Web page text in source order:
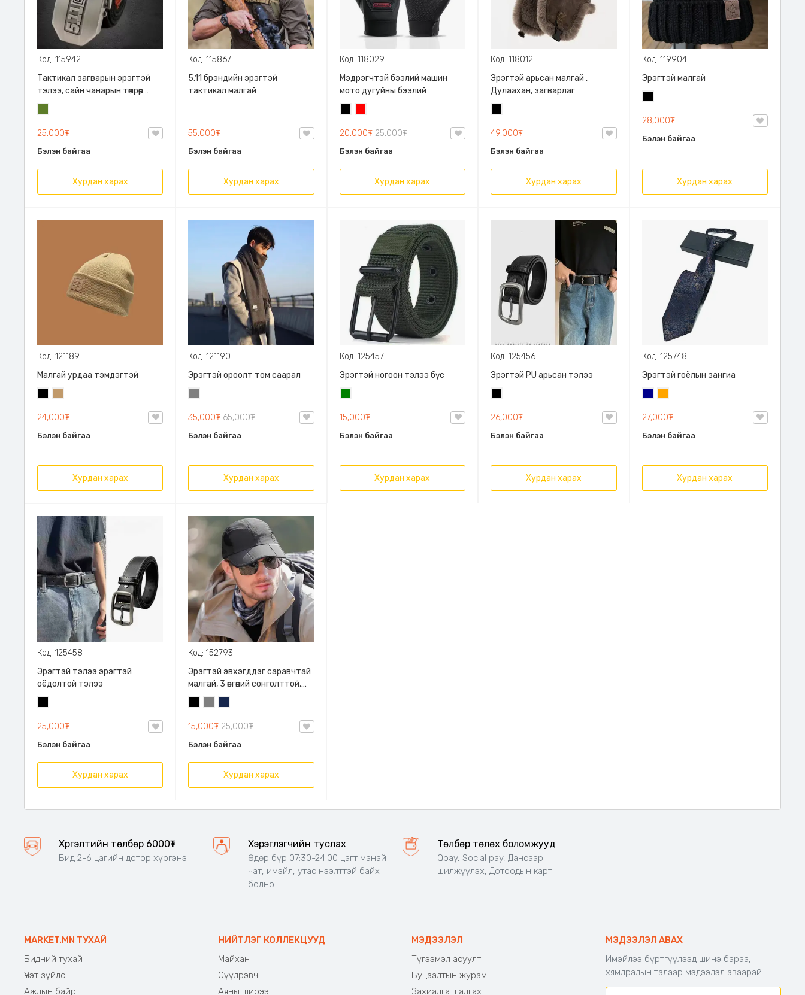
Код: 115942
Тактикал загварын эрэгтэй
тэлээ, сайн чанарын төмрөөр
хийгдсэн, 110*3.5см
25,000₮
Бэлэн байгаа
Хурдан харах
Код: 115867
5.11 брэндийн эрэгтэй
тактикал малгай
55,000₮
Бэлэн байгаа
Хурдан харах
Код: 118029
Мэдрэгчтэй бээлий машин
мото дугуйны бээлий
20,000₮ 25,000₮
Бэлэн байгаа
Хурдан харах
Код: 118012
Эрэгтэй арьсан малгай ,
Дулаахан, загварлаг
49,000₮
Бэлэн байгаа
Хурдан харах
Код: 119904
Эрэгтэй малгай
28,000₮
Бэлэн байгаа
Хурдан харах
Код: 121189
Малгай урдаа тэмдэгтэй
24,000₮
Бэлэн байгаа
Хурдан харах
Код: 121190
Эрэгтэй ороолт том саарал
35,000₮65,000₮
Бэлэн байгаа
Хурдан харах
Код: 125457
Эрэгтэй ногоон тэлээ бүс
15,000₮
Бэлэн байгаа
Хурдан харах
Код: 125456
Эрэгтэй PU арьсан тэлээ
26,000₮
Бэлэн байгаа
Хурдан харах
Код: 125748
Эрэгтэй гоёлын зангиа
27,000₮
Бэлэн байгаа
Хурдан харах
Код: 125458
Эрэгтэй тэлээ эрэгтэй
оёдолтой тэлээ
25,000₮
Бэлэн байгаа
Хурдан харах
Код: 152793
Эрэгтэй эвхэгддэг саравчтай
малгай, 3 өнгөний сонголттой,
Агаар нэвтрүүлэх торон
оруулгатай
15,000₮25,000₮
Бэлэн байгаа
Хурдан харах
Хүргэлтийн төлбөр 6000₮
Бид 2-6 цагийн дотор хүргэнэ
Хэрэглэгчийн туслах
Өдөр бүр 07:30-24:00 цагт манай
чат, имэйл, утас нээлттэй байх
болно
Төлбөр төлөх боломжууд
Qpay, Social pay, Дансаар
шилжүүлэх, Дотоодын карт
MARKET.MN ТУХАЙ
Бидний тухай
Үнэт зүйлс
Ажлын байр
НИЙТЛЭГ КОЛЛЕКЦУУД
Майхан
Сүүдрэвч
Аяны ширээ
МЭДЭЭЛЭЛ
Түгээмэл асуулт
Буцаалтын журам
Захиалга шалгах
МЭДЭЭЛЭЛ АВАХ
Имэйлээ бүртгүүлээд шинэ бараа,
хямдралын талаар мэдээлэл аваарай.